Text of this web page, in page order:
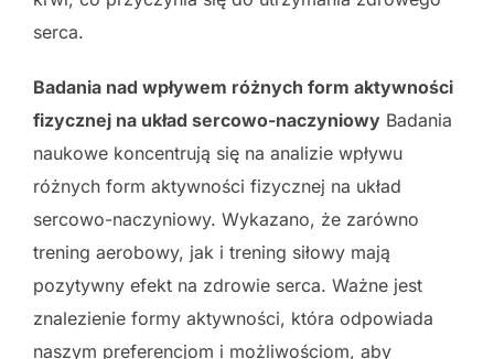
serca.
Badania nad wpływem różnych form aktywności
fizycznej na układ sercowo-naczyniowy Badania
naukowe koncentrują się na analizie wpływu
różnych form aktywności fizycznej na układ
sercowo-naczyniowy. Wykazano, że zarówno
trening aerobowy, jak i trening siłowy mają
pozytywny efekt na zdrowie serca. Ważne jest
znalezienie formy aktywności, która odpowiada
naszym preferencjom i możliwościom, aby